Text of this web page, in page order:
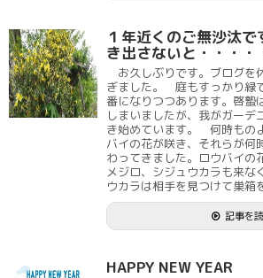
１年近くのご無沙汰
き出さないと・・・・
お久しぶりです。ブログを
ぎました。 庭もすっかり緑
番になりつつあります。啓蟄
しまいましたが、我がガーデ
き始めています。 何時もの
バイの花が咲き、それらが何
わってきました。ロウバイの
メジロ、シジュウカラも来な
ウカラは相手を見つけて巣箱
記事を
HAPPY NEW YEAR